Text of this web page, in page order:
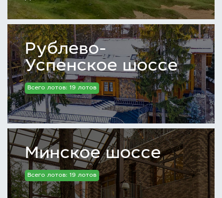
Рублево-
Успенское шоссе
Всего лотов: 19 лотов
Минское шоссе
Всего лотов: 19 лотов